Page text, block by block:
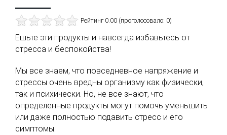
Рейтинг 0.00 (проголосовало: 0)
Ешьте эти продукты и навсегда избавьтесь от
стресса и беспокойства!
Мы все знаем, что повседневное напряжение и
стрессы очень вредны организму как физически,
так и психически. Но, не все знают, что
определенные продукты могут помочь уменьшить
или даже полностью подавить стресс и его
симптомы.